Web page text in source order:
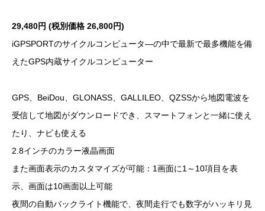
29,480円 (税別価格 26,800円)
iGPSPORTのサイクルコンピュータ―の中で最新で最多機能を備
えたGPS内蔵サイクルコンピューター
GPS、BeiDou、GLONASS、GALLILEO、QZSSから地図電波を
受信して地図がダウンロードでき、スマートフォンと一緒に使え
たり、ナビも使える
2.8インチのカラー液晶画面
また画面表示のカスタマイズが可能：1画面に1～10項目を表
示、画面は10画面以上可能
夜間の自動バックライト機能で、夜間走行でも数字がハッキリ見